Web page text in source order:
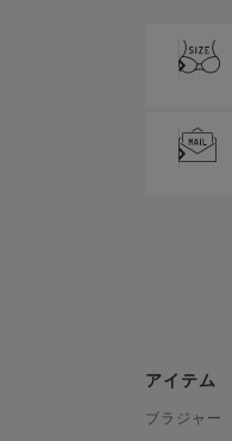
アイテム
ブラジャー